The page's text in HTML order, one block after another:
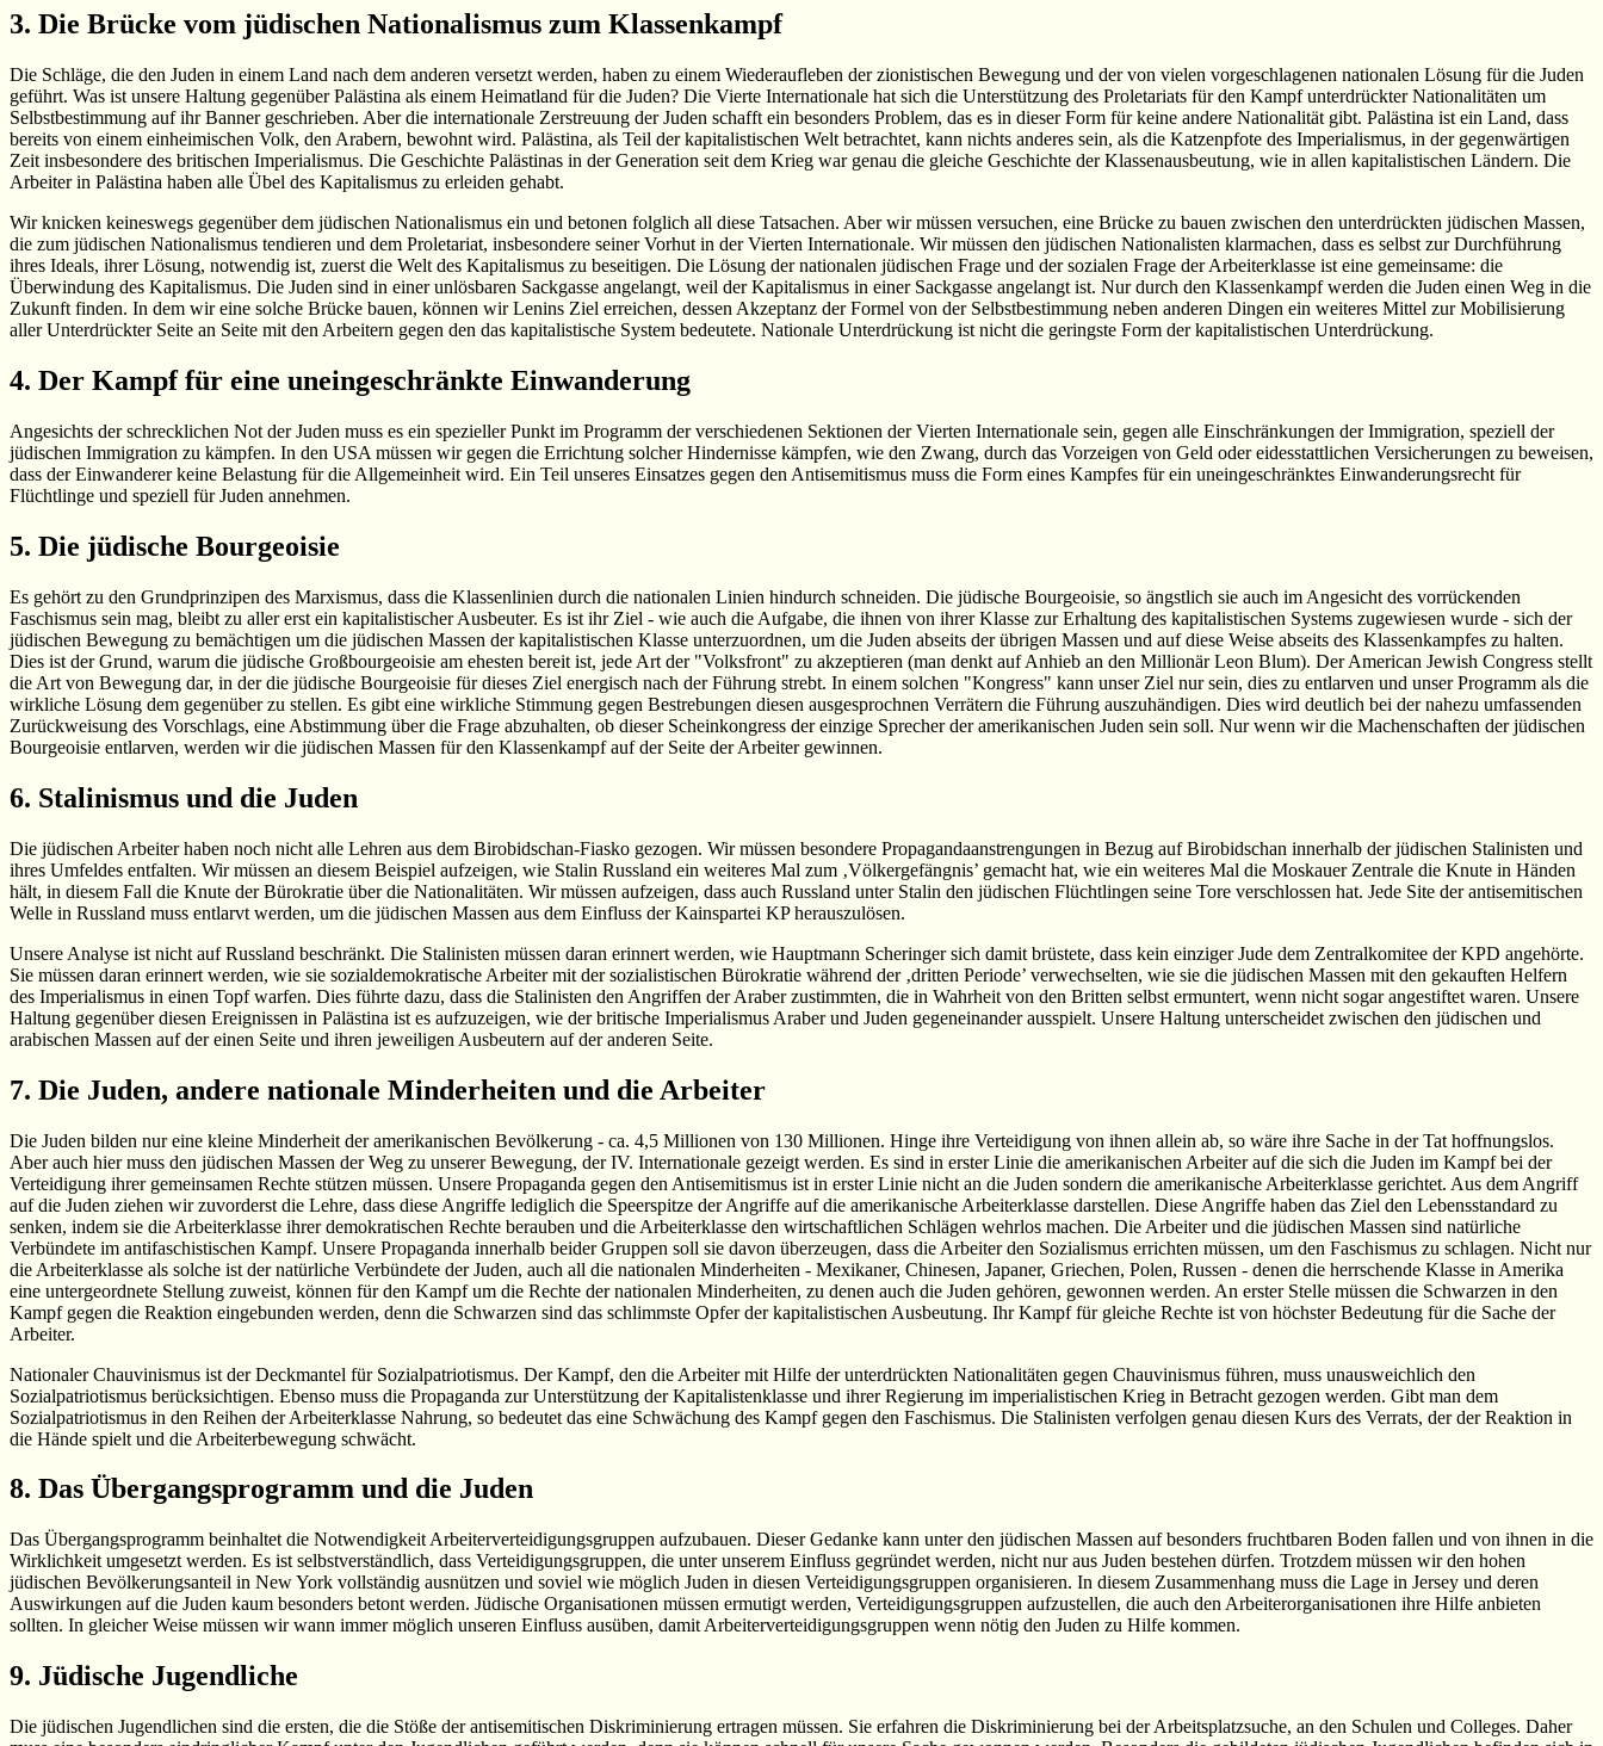
3. Die Brücke vom jüdischen Nationalismus zum Klassenkampf
Die Schläge, die den Juden in einem Land nach dem anderen versetzt werden, haben zu einem Wiederaufleben der zionistischen Bewegung und der von vielen vorgeschlagenen nationalen Lösung für die Juden
geführt. Was ist unsere Haltung gegenüber Palästina als einem Heimatland für die Juden? Die Vierte Internationale hat sich die Unterstützung des Proletariats für den Kampf unterdrückter Nationalitäten um
Selbstbestimmung auf ihr Banner geschrieben. Aber die internationale Zerstreuung der Juden schafft ein besonders Problem, das es in dieser Form für keine andere Nationalität gibt. Palästina ist ein Land, dass
bereits von einem einheimischen Volk, den Arabern, bewohnt wird. Palästina, als Teil der kapitalistischen Welt betrachtet, kann nichts anderes sein, als die Katzenpfote des Imperialismus, in der gegenwärtigen
Zeit insbesondere des britischen Imperialismus. Die Geschichte Palästinas in der Generation seit dem Krieg war genau die gleiche Geschichte der Klassenausbeutung, wie in allen kapitalistischen Ländern. Die
Arbeiter in Palästina haben alle Übel des Kapitalismus zu erleiden gehabt.
Wir knicken keineswegs gegenüber dem jüdischen Nationalismus ein und betonen folglich all diese Tatsachen. Aber wir müssen versuchen, eine Brücke zu bauen zwischen den unterdrückten jüdischen Massen,
die zum jüdischen Nationalismus tendieren und dem Proletariat, insbesondere seiner Vorhut in der Vierten Internationale. Wir müssen den jüdischen Nationalisten klarmachen, dass es selbst zur Durchführung
ihres Ideals, ihrer Lösung, notwendig ist, zuerst die Welt des Kapitalismus zu beseitigen. Die Lösung der nationalen jüdischen Frage und der sozialen Frage der Arbeiterklasse ist eine gemeinsame: die
Überwindung des Kapitalismus. Die Juden sind in einer unlösbaren Sackgasse angelangt, weil der Kapitalismus in einer Sackgasse angelangt ist. Nur durch den Klassenkampf werden die Juden einen Weg in die
Zukunft finden. In dem wir eine solche Brücke bauen, können wir Lenins Ziel erreichen, dessen Akzeptanz der Formel von der Selbstbestimmung neben anderen Dingen ein weiteres Mittel zur Mobilisierung
aller Unterdrückter Seite an Seite mit den Arbeitern gegen den das kapitalistische System bedeutete. Nationale Unterdrückung ist nicht die geringste Form der kapitalistischen Unterdrückung.
4. Der Kampf für eine uneingeschränkte Einwanderung
Angesichts der schrecklichen Not der Juden muss es ein spezieller Punkt im Programm der verschiedenen Sektionen der Vierten Internationale sein, gegen alle Einschränkungen der Immigration, speziell der
jüdischen Immigration zu kämpfen. In den USA müssen wir gegen die Errichtung solcher Hindernisse kämpfen, wie den Zwang, durch das Vorzeigen von Geld oder eidesstattlichen Versicherungen zu beweisen,
dass der Einwanderer keine Belastung für die Allgemeinheit wird. Ein Teil unseres Einsatzes gegen den Antisemitismus muss die Form eines Kampfes für ein uneingeschränktes Einwanderungsrecht für
Flüchtlinge und speziell für Juden annehmen.
5. Die jüdische Bourgeoisie
Es gehört zu den Grundprinzipen des Marxismus, dass die Klassenlinien durch die nationalen Linien hindurch schneiden. Die jüdische Bourgeoisie, so ängstlich sie auch im Angesicht des vorrückenden
Faschismus sein mag, bleibt zu aller erst ein kapitalistischer Ausbeuter. Es ist ihr Ziel - wie auch die Aufgabe, die ihnen von ihrer Klasse zur Erhaltung des kapitalistischen Systems zugewiesen wurde - sich der
jüdischen Bewegung zu bemächtigen um die jüdischen Massen der kapitalistischen Klasse unterzuordnen, um die Juden abseits der übrigen Massen und auf diese Weise abseits des Klassenkampfes zu halten.
Dies ist der Grund, warum die jüdische Großbourgeoisie am ehesten bereit ist, jede Art der "Volksfront" zu akzeptieren (man denkt auf Anhieb an den Millionär Leon Blum). Der American Jewish Congress stellt
die Art von Bewegung dar, in der die jüdische Bourgeoisie für dieses Ziel energisch nach der Führung strebt. In einem solchen "Kongress" kann unser Ziel nur sein, dies zu entlarven und unser Programm als die
wirkliche Lösung dem gegenüber zu stellen. Es gibt eine wirkliche Stimmung gegen Bestrebungen diesen ausgesprochnen Verrätern die Führung auszuhändigen. Dies wird deutlich bei der nahezu umfassenden
Zurückweisung des Vorschlags, eine Abstimmung über die Frage abzuhalten, ob dieser Scheinkongress der einzige Sprecher der amerikanischen Juden sein soll. Nur wenn wir die Machenschaften der jüdischen
Bourgeoisie entlarven, werden wir die jüdischen Massen für den Klassenkampf auf der Seite der Arbeiter gewinnen.
6. Stalinismus und die Juden
Die jüdischen Arbeiter haben noch nicht alle Lehren aus dem Birobidschan-Fiasko gezogen. Wir müssen besondere Propagandaanstrengungen in Bezug auf Birobidschan innerhalb der jüdischen Stalinisten und
ihres Umfeldes entfalten. Wir müssen an diesem Beispiel aufzeigen, wie Stalin Russland ein weiteres Mal zum ‚Völkergefängnis’ gemacht hat, wie ein weiteres Mal die Moskauer Zentrale die Knute in Händen
hält, in diesem Fall die Knute der Bürokratie über die Nationalitäten. Wir müssen aufzeigen, dass auch Russland unter Stalin den jüdischen Flüchtlingen seine Tore verschlossen hat. Jede Site der antisemitischen
Welle in Russland muss entlarvt werden, um die jüdischen Massen aus dem Einfluss der Kainspartei KP herauszulösen.
Unsere Analyse ist nicht auf Russland beschränkt. Die Stalinisten müssen daran erinnert werden, wie Hauptmann Scheringer sich damit brüstete, dass kein einziger Jude dem Zentralkomitee der KPD angehörte.
Sie müssen daran erinnert werden, wie sie sozialdemokratische Arbeiter mit der sozialistischen Bürokratie während der ‚dritten Periode’ verwechselten, wie sie die jüdischen Massen mit den gekauften Helfern
des Imperialismus in einen Topf warfen. Dies führte dazu, dass die Stalinisten den Angriffen der Araber zustimmten, die in Wahrheit von den Britten selbst ermuntert, wenn nicht sogar angestiftet waren. Unsere
Haltung gegenüber diesen Ereignissen in Palästina ist es aufzuzeigen, wie der britische Imperialismus Araber und Juden gegeneinander ausspielt. Unsere Haltung unterscheidet zwischen den jüdischen und
arabischen Massen auf der einen Seite und ihren jeweiligen Ausbeutern auf der anderen Seite.
7. Die Juden, andere nationale Minderheiten und die Arbeiter
Die Juden bilden nur eine kleine Minderheit der amerikanischen Bevölkerung - ca. 4,5 Millionen von 130 Millionen. Hinge ihre Verteidigung von ihnen allein ab, so wäre ihre Sache in der Tat hoffnungslos.
Aber auch hier muss den jüdischen Massen der Weg zu unserer Bewegung, der IV. Internationale gezeigt werden. Es sind in erster Linie die amerikanischen Arbeiter auf die sich die Juden im Kampf bei der
Verteidigung ihrer gemeinsamen Rechte stützen müssen. Unsere Propaganda gegen den Antisemitismus ist in erster Linie nicht an die Juden sondern die amerikanische Arbeiterklasse gerichtet. Aus dem Angriff
auf die Juden ziehen wir zuvorderst die Lehre, dass diese Angriffe lediglich die Speerspitze der Angriffe auf die amerikanische Arbeiterklasse darstellen. Diese Angriffe haben das Ziel den Lebensstandard zu
senken, indem sie die Arbeiterklasse ihrer demokratischen Rechte berauben und die Arbeiterklasse den wirtschaftlichen Schlägen wehrlos machen. Die Arbeiter und die jüdischen Massen sind natürliche
Verbündete im antifaschistischen Kampf. Unsere Propaganda innerhalb beider Gruppen soll sie davon überzeugen, dass die Arbeiter den Sozialismus errichten müssen, um den Faschismus zu schlagen. Nicht nur
die Arbeiterklasse als solche ist der natürliche Verbündete der Juden, auch all die nationalen Minderheiten - Mexikaner, Chinesen, Japaner, Griechen, Polen, Russen - denen die herrschende Klasse in Amerika
eine untergeordnete Stellung zuweist, können für den Kampf um die Rechte der nationalen Minderheiten, zu denen auch die Juden gehören, gewonnen werden. An erster Stelle müssen die Schwarzen in den
Kampf gegen die Reaktion eingebunden werden, denn die Schwarzen sind das schlimmste Opfer der kapitalistischen Ausbeutung. Ihr Kampf für gleiche Rechte ist von höchster Bedeutung für die Sache der
Arbeiter.
Nationaler Chauvinismus ist der Deckmantel für Sozialpatriotismus. Der Kampf, den die Arbeiter mit Hilfe der unterdrückten Nationalitäten gegen Chauvinismus führen, muss unausweichlich den
Sozialpatriotismus berücksichtigen. Ebenso muss die Propaganda zur Unterstützung der Kapitalistenklasse und ihrer Regierung im imperialistischen Krieg in Betracht gezogen werden. Gibt man dem
Sozialpatriotismus in den Reihen der Arbeiterklasse Nahrung, so bedeutet das eine Schwächung des Kampf gegen den Faschismus. Die Stalinisten verfolgen genau diesen Kurs des Verrats, der der Reaktion in
die Hände spielt und die Arbeiterbewegung schwächt.
8. Das Übergangsprogramm und die Juden
Das Übergangsprogramm beinhaltet die Notwendigkeit Arbeiterverteidigungsgruppen aufzubauen. Dieser Gedanke kann unter den jüdischen Massen auf besonders fruchtbaren Boden fallen und von ihnen in die
Wirklichkeit umgesetzt werden. Es ist selbstverständlich, dass Verteidigungsgruppen, die unter unserem Einfluss gegründet werden, nicht nur aus Juden bestehen dürfen. Trotzdem müssen wir den hohen
jüdischen Bevölkerungsanteil in New York vollständig ausnützen und soviel wie möglich Juden in diesen Verteidigungsgruppen organisieren. In diesem Zusammenhang muss die Lage in Jersey und deren
Auswirkungen auf die Juden kaum besonders betont werden. Jüdische Organisationen müssen ermutigt werden, Verteidigungsgruppen aufzustellen, die auch den Arbeiterorganisationen ihre Hilfe anbieten
sollten. In gleicher Weise müssen wir wann immer möglich unseren Einfluss ausüben, damit Arbeiterverteidigungsgruppen wenn nötig den Juden zu Hilfe kommen.
9. Jüdische Jugendliche
Die jüdischen Jugendlichen sind die ersten, die die Stöße der antisemitischen Diskriminierung ertragen müssen. Sie erfahren die Diskriminierung bei der Arbeitsplatzsuche, an den Schulen und Colleges. Daher